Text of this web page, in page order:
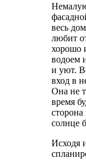
весь
любит
хорошо
водоем
и уют.
вход в
Она не
время
сторона
солнце
Исходя